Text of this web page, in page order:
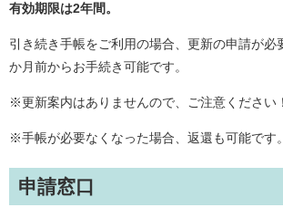
有効期限は2年間。
引き続き手帳をご利用の場合、更新の申請が必
か月前からお手続き可能です。
※更新案内はありませんので、ご注意ください！
※手帳が必要なくなった場合、返還も可能です。
申請窓口